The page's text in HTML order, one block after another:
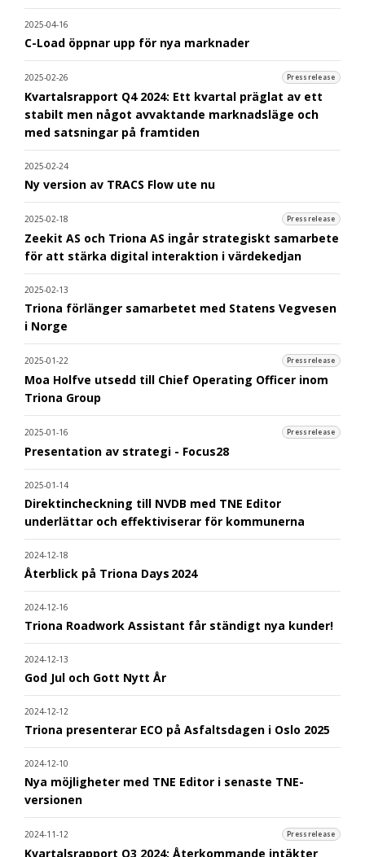
2025-04-16
C-Load öppnar upp för nya marknader
2025-02-26 Pressrelease
Kvartalsrapport Q4 2024: Ett kvartal präglat av ett
stabilt men något avvaktande marknadsläge och
med satsningar på framtiden
2025-02-24
Ny version av TRACS Flow ute nu
2025-02-18 Pressrelease
Zeekit AS och Triona AS ingår strategiskt samarbete
för att stärka digital interaktion i värdekedjan
2025-02-13
Triona förlänger samarbetet med Statens Vegvesen
i Norge
2025-01-22 Pressrelease
Moa Holfve utsedd till Chief Operating Officer inom
Triona Group
2025-01-16 Pressrelease
Presentation av strategi - Focus28
2025-01-14
Direktincheckning till NVDB med TNE Editor
underlättar och effektiviserar för kommunerna
2024-12-18
Återblick på Triona Days 2024
2024-12-16
Triona Roadwork Assistant får ständigt nya kunder!
2024-12-13
God Jul och Gott Nytt År
2024-12-12
Triona presenterar ECO på Asfaltsdagen i Oslo 2025
2024-12-10
Nya möjligheter med TNE Editor i senaste TNE-
versionen
2024-11-12 Pressrelease
Kvartalsrapport Q3 2024: Återkommande intäkter